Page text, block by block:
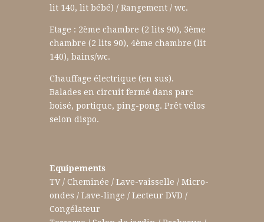
lit 140, lit bébé) / Rangement / wc.
Etage : 2ème chambre (2 lits 90), 3ème
chambre (2 lits 90), 4ème chambre (lit
140), bains/wc.
Chauffage électrique (en sus).
Balades en circuit fermé dans parc
boisé, portique, ping-pong. Prêt vélos
selon dispo.
Equipements
TV / Cheminée / Lave-vaisselle / Micro-
ondes / Lave-linge / Lecteur DVD /
Congélateur